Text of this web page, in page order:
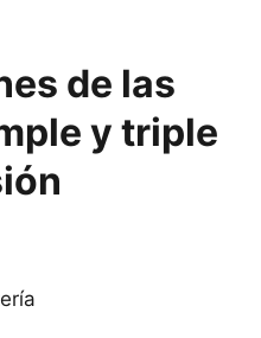
de las
y triple